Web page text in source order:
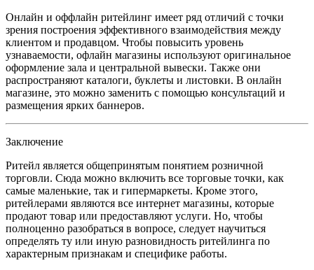
Онлайн и оффлайн ритейлинг имеет ряд отличий с точки
зрения построения эффективного взаимодействия между
клиентом и продавцом. Чтобы повысить уровень
узнаваемости, офлайн магазины используют оригинальное
оформление зала и центральной вывески. Также они
распространяют каталоги, буклеты и листовки. В онлайн
магазине, это можно заменить с помощью консультаций и
размещения ярких баннеров.
Заключение
Ритейл является общепринятым понятием розничной
торговли. Сюда можно включить все торговые точки, как
самые маленькие, так и гипермаркеты. Кроме этого,
ритейлерами являются все интернет магазины, которые
продают товар или предоставляют услуги. Но, чтобы
полноценно разобраться в вопросе, следует научиться
определять ту или иную разновидность ритейлинга по
характерным признакам и специфике работы.